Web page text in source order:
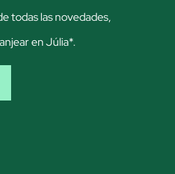
todas las novedades,
en Júlia*.